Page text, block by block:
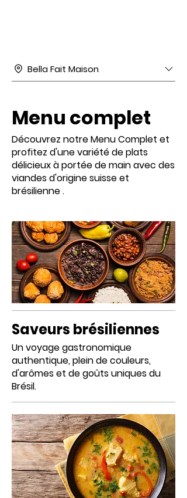
Bella Fait Maison
Menu complet
Découvrez notre Menu Complet et
profitez d'une variété de plats
délicieux à portée de main avec des
viandes d'origine suisse et
brésilienne .
Saveurs brésiliennes
Un voyage gastronomique
authentique, plein de couleurs,
d'arômes et de goûts uniques du
Brésil.